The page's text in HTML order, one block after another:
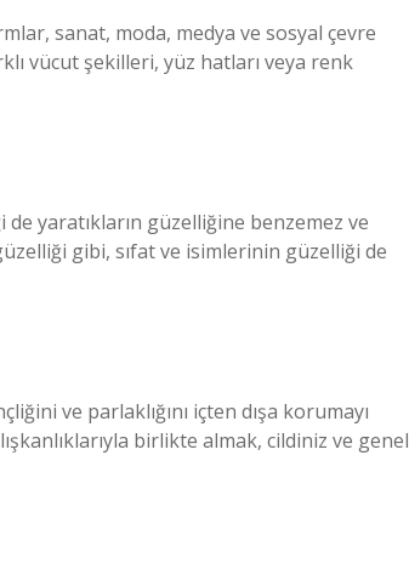
sanat, moda, medya ve sosyal çevre
vücut şekilleri, yüz hatları veya renk
de yaratıkların güzelliğine benzemez ve
gibi, sıfat ve isimlerinin güzelliği de
ve parlaklığını içten dışa korumayı
birlikte almak, cildiniz ve genel